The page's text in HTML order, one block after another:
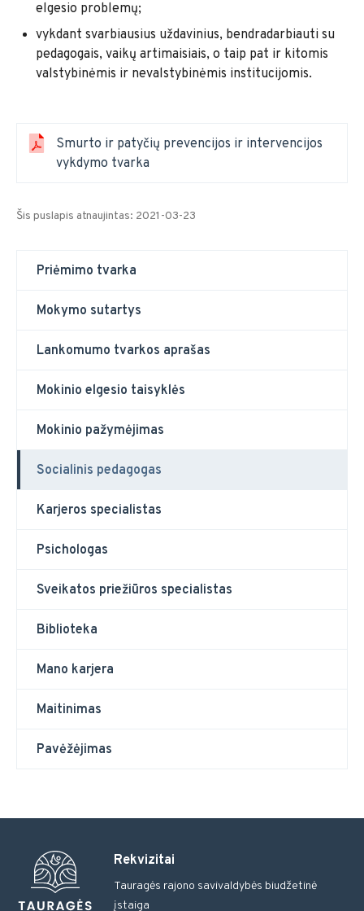
Priėmimo tvarka
Mokymo sutartys
Lankomumo tvarkos aprašas
Mokinio elgesio taisyklės
Mokinio pažymėjimas
Socialinis pedagogas
Karjeros specialistas
Psichologas
Sveikatos priežiūros specialistas
Biblioteka
Mano karjera
Maitinimas
Pavėžėjimas
elgesio problemų;
vykdant svarbiausius uždavinius, bendradarbiauti su
pedagogais, vaikų artimaisiais, o taip pat ir kitomis
valstybinėmis ir nevalstybinėmis institucijomis.
Smurto ir patyčių prevencijos ir intervencijos
vykdymo tvarka
Šis puslapis atnaujintas: 2021-03-23
Rekvizitai
Tauragės rajono savivaldybės biudžetinė
įstaiga